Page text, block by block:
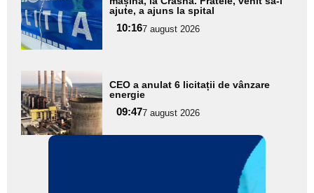
pentru
subtitlu
ajute, a ajuns la spital
10:167 august 2026
Adaugă
aici textul
pentru
subtitlu
CEO a anulat 6 licitații de vânzare
energie
09:477 august 2026